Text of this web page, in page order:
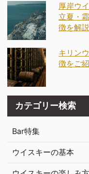
厚岸ウ
立夏・
徴を解説
キリン
徴をご
カテゴリー検索
Bar特集
ウイスキーの基本